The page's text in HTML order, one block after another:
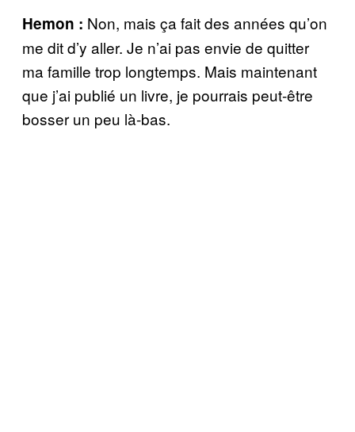
Hemon : Non, mais ça fait des années qu’on
me dit d’y aller. Je n’ai pas envie de quitter
ma famille trop longtemps. Mais maintenant
que j’ai publié un livre, je pourrais peut-être
bosser un peu là-bas.